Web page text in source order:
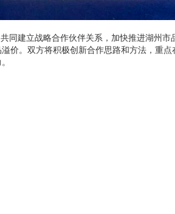
同建立战略合作伙伴关系，加快推进湖州
价。双方将积极创新合作思路和方法，重